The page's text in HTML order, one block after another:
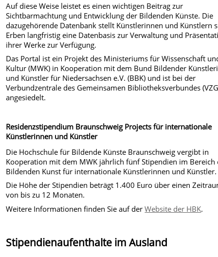
Auf diese Weise leistet es einen wichtigen Beitrag zur
Sichtbarmachtung und Entwicklung der Bildenden Künste. Die
dazugehörende Datenbank stellt Künstlerinnen und Künstlern
Erben langfristig eine Datenbasis zur Verwaltung und
ihrer Werke zur Verfügung.
Das Portal ist ein Projekt des Ministeriums für Wissenschaft
Kultur (MWK) in Kooperation mit dem Bund Bildender
und Künstler für Niedersachsen e.V. (BBK) und ist bei der
Verbundzentrale des Gemeinsamen Bibliotheksverbundes
angesiedelt.
Residenzstipendium Braunschweig Projects für internationale
Künstlerinnen und Künstler
Die Hochschule für Bildende Künste Braunschweig vergibt in
Kooperation mit dem MWK jährlich fünf Stipendien im Bereich
Bildenden Kunst für internationale Künstlerinnen und Künstler.
Die Höhe der Stipendien beträgt 1.400 Euro über einen
von bis zu 12 Monaten.
Weitere Informationen finden Sie auf derWebsite der HBK.
Stipendienaufenthalte im Ausland